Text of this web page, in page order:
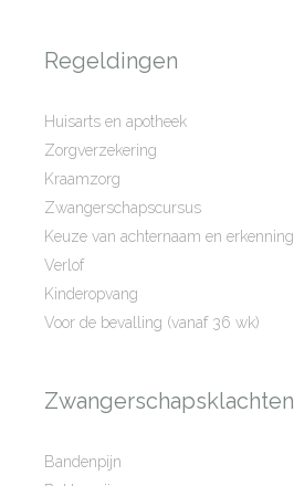
Regeldingen
Huisarts en apotheek
Zorgverzekering
Kraamzorg
Zwangerschapscursus
Keuze van achternaam en erkenning
Verlof
Kinderopvang
Voor de bevalling (vanaf 36 wk)
Zwangerschapsklachten
Bandenpijn